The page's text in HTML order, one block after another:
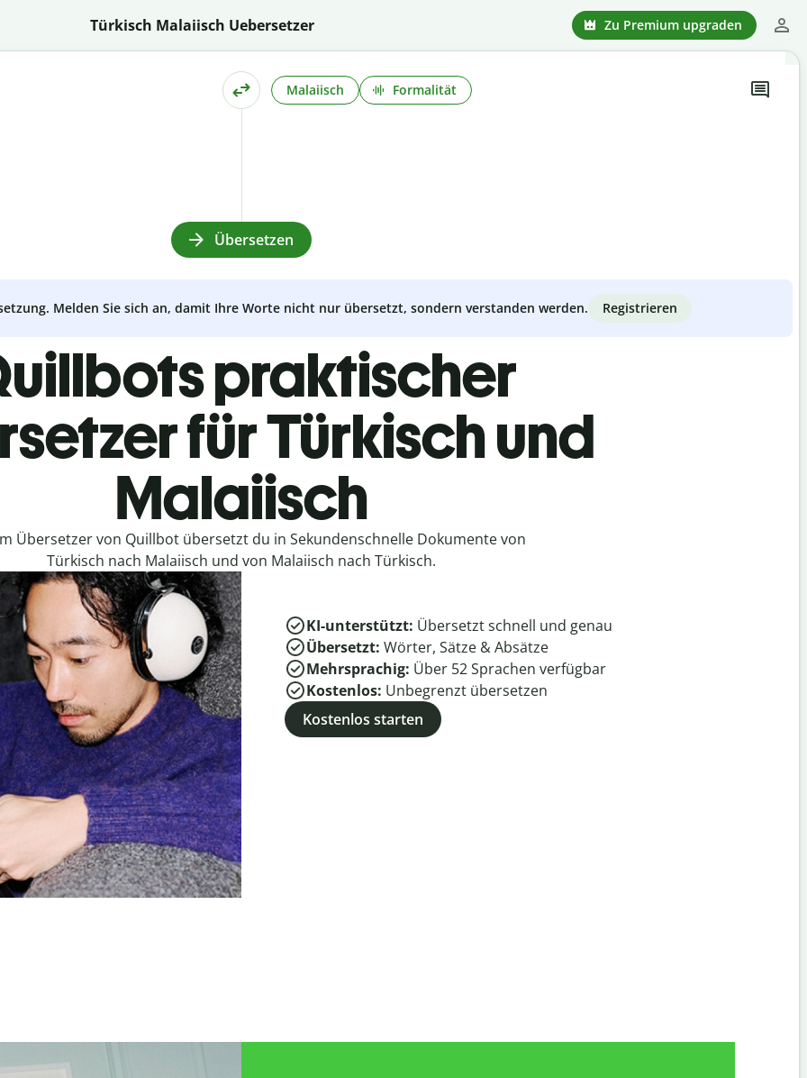
Türkisch Malaiisch Uebersetzer Zu Premium upgraden
Malaiisch Formalität
Übersetzen
Melden Sie sich an, damit Ihre Worte nicht nur übersetzt, sondern verstanden werden. Registrieren
praktischer
für Türkisch und
Malaiisch
Übersetzer von Quillbot übersetzt du in Sekundenschnelle Dokumente von
Türkisch nach Malaiisch und von Malaiisch nach Türkisch.
KI-unterstützt: Übersetzt schnell und genau
Übersetzt: Wörter, Sätze & Absätze
Mehrsprachig: Über 52Sprachen verfügbar
Kostenlos: Unbegrenzt übersetzen
Kostenlos starten